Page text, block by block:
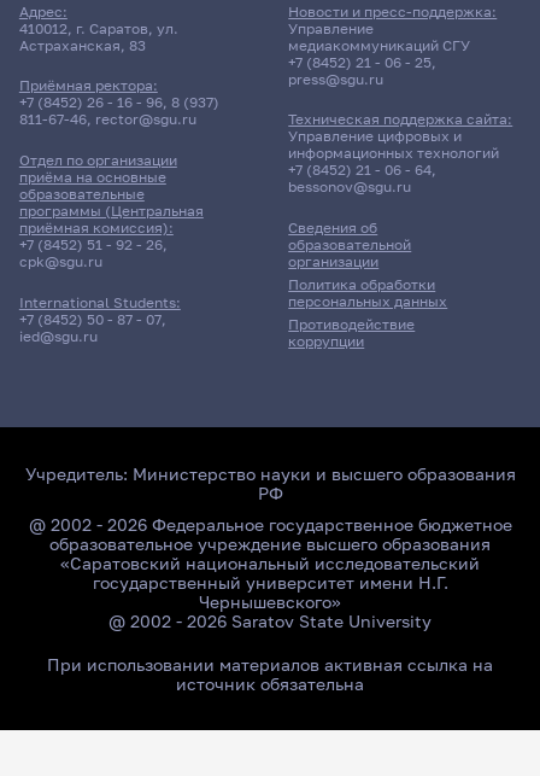
Адрес:
410012, г. Саратов, ул.
Астраханская, 83
Приёмная ректора:
+7 (8452) 26 - 16 - 96, 8 (937)
811-67-46, rector@sgu.ru
Отдел по организации
приёма на основные
образовательные
программы (Центральная
приёмная комиссия):
+7 (8452) 51 - 92 - 26,
cpk@sgu.ru
International Students:
+7 (8452) 50 - 87 - 07,
ied@sgu.ru
Сведения об
образовательной
организации
Политика обработки
персональных данных
Противодействие
коррупции
Новости и пресс-поддержка:
Управление
медиакоммуникаций СГУ
+7 (8452) 21 - 06 - 25,
press@sgu.ru
Техническая поддержка сайта:
Управление цифровых и
информационных технологий
+7 (8452) 21 - 06 - 64,
bessonov@sgu.ru
Учредитель: Министерство науки и высшего образования
РФ
@ 2002 - 2026 Федеральное государственное бюджетное
образовательное учреждение высшего образования
«Саратовский национальный исследовательский
государственный университет имени Н.Г.
Чернышевского»
@ 2002 - 2026 Saratov State University
При использовании материалов активная ссылка на
источник обязательна